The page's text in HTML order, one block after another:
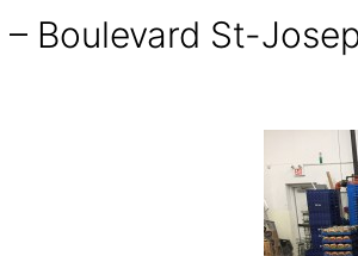
Boulevard St-